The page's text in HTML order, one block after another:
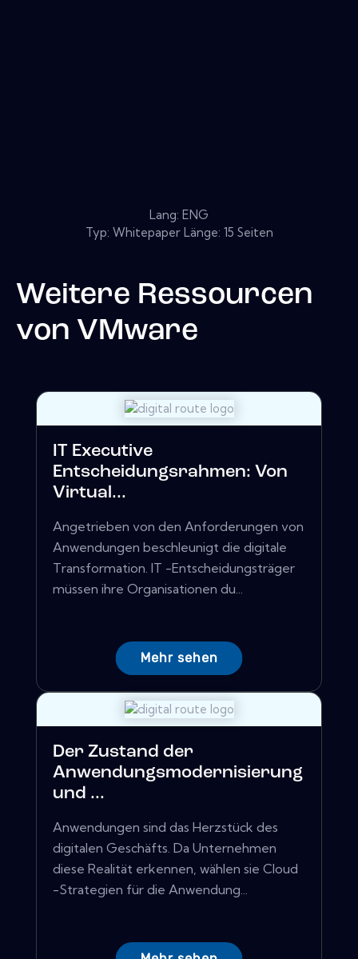
Lang: ENG
Typ: Whitepaper Länge: 15 Seiten
Weitere Ressourcen
von VMware
IT Executive
Entscheidungsrahmen: Von
Virtual...
Angetrieben von den Anforderungen von
Anwendungen beschleunigt die digitale
Transformation. IT -Entscheidungsträger
müssen ihre Organisationen du...
Mehr sehen
Der Zustand der
Anwendungsmodernisierung
und ...
Anwendungen sind das Herzstück des
digitalen Geschäfts. Da Unternehmen
diese Realität erkennen, wählen sie Cloud
-Strategien für die Anwendung...